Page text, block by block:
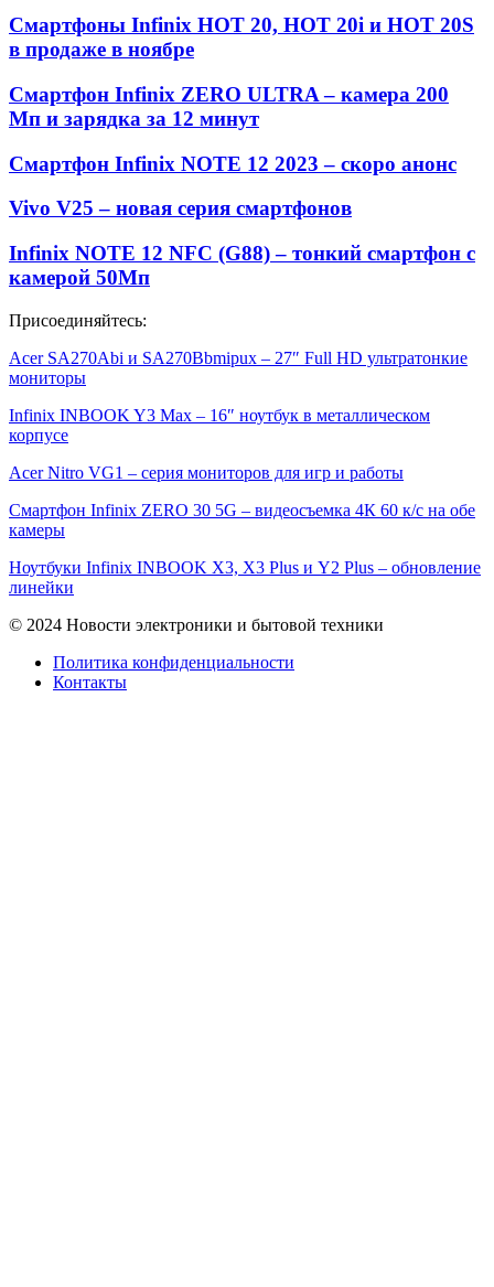
Смартфоны Infinix HOT 20, HOT 20i и HOT 20S
в продаже в ноябре
Смартфон Infinix ZERO ULTRA – камера 200
Мп и зарядка за 12 минут
Смартфон Infinix NOTE 12 2023 – скоро анонс
Vivo V25 – новая серия смартфонов
Infinix NOTE 12 NFC (G88) – тонкий смартфон с
камерой 50Мп
Присоединяйтесь:
Acer SA270Abi и SA270Bbmipux – 27″ Full HD ультратонкие
мониторы
Infinix INBOOK Y3 Max – 16″ ноутбук в металлическом
корпусе
Acer Nitro VG1 – серия мониторов для игр и работы
Смартфон Infinix ZERO 30 5G – видеосъемка 4К 60 к/с на обе
камеры
Ноутбуки Infinix INBOOK X3, X3 Plus и Y2 Plus – обновление
линейки
© 2024 Новости электроники и бытовой техники
Политика конфиденциальности
Контакты